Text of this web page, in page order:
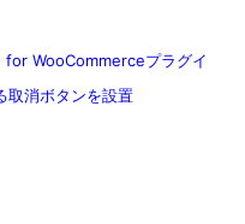
WooCommerceプラグイ
取消ボタンを設置